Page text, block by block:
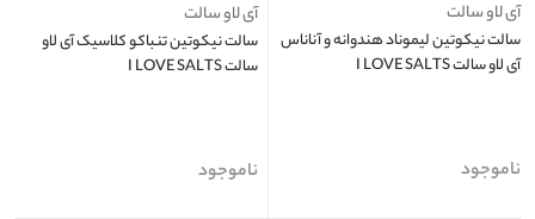
آی لاو سالت
سالت نیکوتین لیموناد هندوانه و آناناس
آی لاو سالت I LOVE SALTS
ناموجود
آی لاو سالت
سالت نیکوتین تنباکو کلاسیک آی لاو
سالت I LOVE SALTS
ناموجود